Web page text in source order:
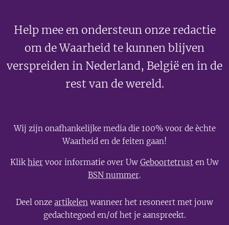
Help mee en ondersteun onze redactie
om de Waarheid te kunnen blijven
verspreiden in Nederland, België en in de
rest van de wereld.
Wij zijn onafhankelijke media die 100% voor de èchte
Waarheid en de feiten gaan!
Klikhier voor informatie over Uw Geboortetrust en Uw
BSN nummer.
Deel onze artikelen wanneer het resoneert met jouw
gedachtegoed en/of het je aanspreekt.